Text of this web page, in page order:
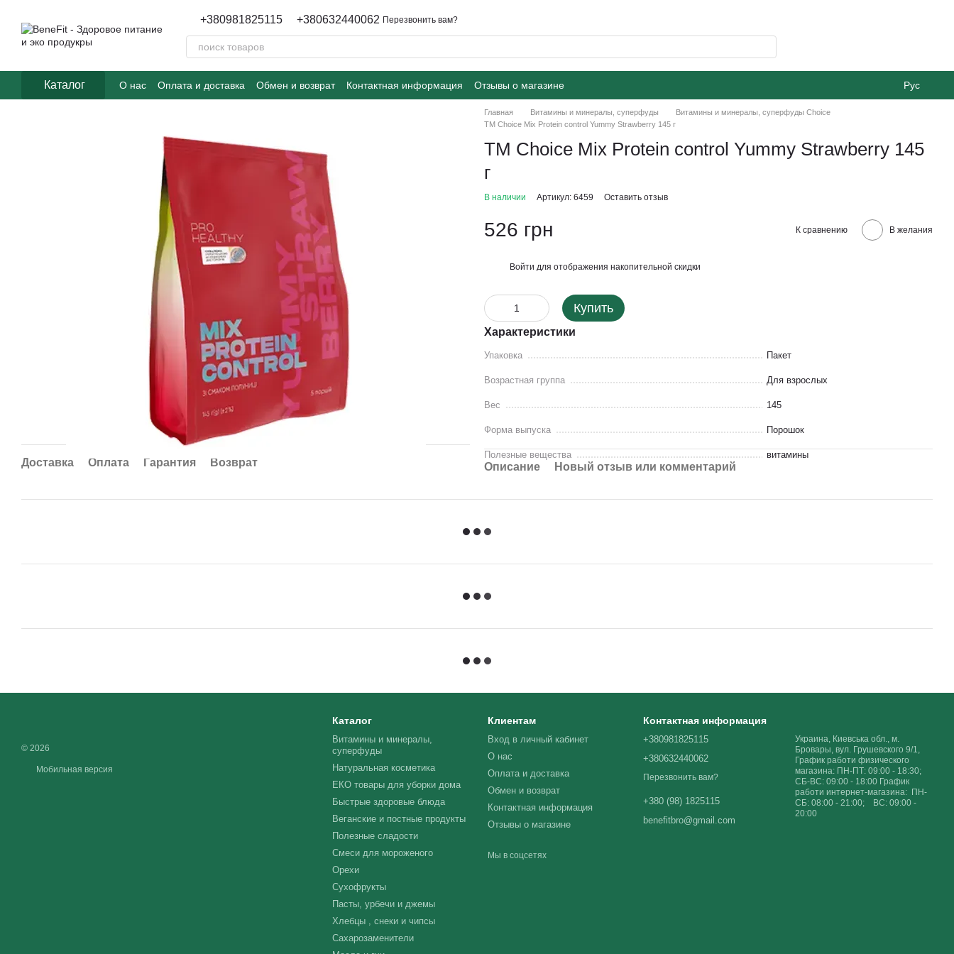
+380981825115 +380632440062 Перезвонить вам?
Каталог О нас Оплата и доставка Обмен и возврат Контактная информация Отзывы о магазине Рус
Доставка Оплата Гарантия Возврат
Главная Витамины и минералы, суперфуды
Витамины и минералы, суперфуды Choice
ТМ Choice Mix Protein control Yummу Strawberry 145 г
ТМ Choice Mix Protein control Yummу Strawberry 145
г
В наличии Артикул: 6459 Оставить отзыв
526 грн К сравнению В желания
Войти для отображения накопительной скидки
Купить
Характеристики
Упаковка Пакет
Возрастная группа Для взрослых
Вес 145
Форма выпуска Порошок
Полезные вещества витамины
Описание Новый отзыв или комментарий
© 2026
Мобильная версия
Каталог
Витамины и минералы,
суперфуды
Натуральная косметика
ЕКО товары для уборки дома
Быстрые здоровые блюда
Веганские и постные продукты
Полезные сладости
Смеси для мороженого
Орехи
Сухофрукты
Пасты, урбечи и джемы
Хлебцы , снеки и чипсы
Сахарозаменители
Клиентам
Вход в личный кабинет
О нас
Оплата и доставка
Обмен и возврат
Контактная информация
Отзывы о магазине
Мы в соцсетях
Контактная информация
+380981825115
+380632440062
Перезвонить вам?
+380 (98) 1825115
benefitbro@gmail.com
Украина, Киевська обл., м.
Бровары, вул. Грушевского 9/1,
График работи физического
магазина: ПН-ПТ: 09:00 - 18:30;
СБ-ВС: 09:00 - 18:00 График
работи интернет-магазина: ПН-
СБ: 08:00 - 21:00; ВС: 09:00 -
20:00